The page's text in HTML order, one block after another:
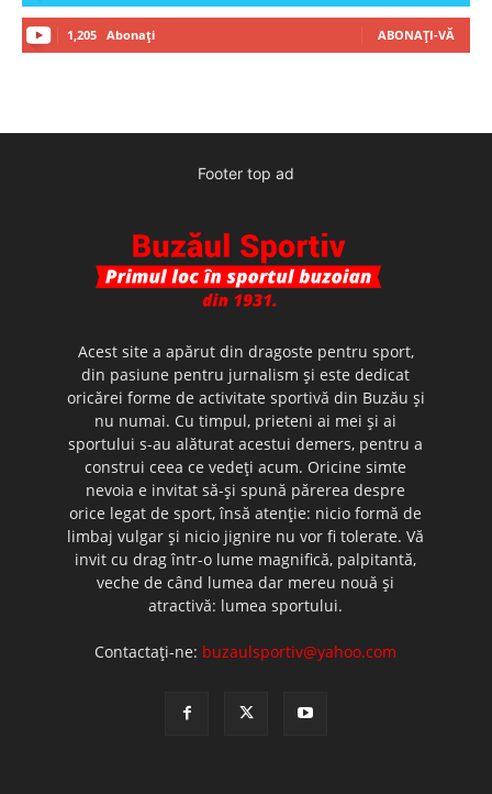
1,205 Abonați ABONAȚI-VĂ
Footer top ad
Acest site a apărut din dragoste pentru sport,
din pasiune pentru jurnalism şi este dedicat
oricărei forme de activitate sportivă din Buzău şi
nu numai. Cu timpul, prieteni ai mei şi ai
sportului s-au alăturat acestui demers, pentru a
construi ceea ce vedeţi acum. Oricine simte
nevoia e invitat să-şi spună părerea despre
orice legat de sport, însă atenţie: nicio formă de
limbaj vulgar şi nicio jignire nu vor fi tolerate. Vă
invit cu drag într-o lume magnifică, palpitantă,
veche de când lumea dar mereu nouă şi
atractivă: lumea sportului.
Contactați-ne: buzaulsportiv@yahoo.com